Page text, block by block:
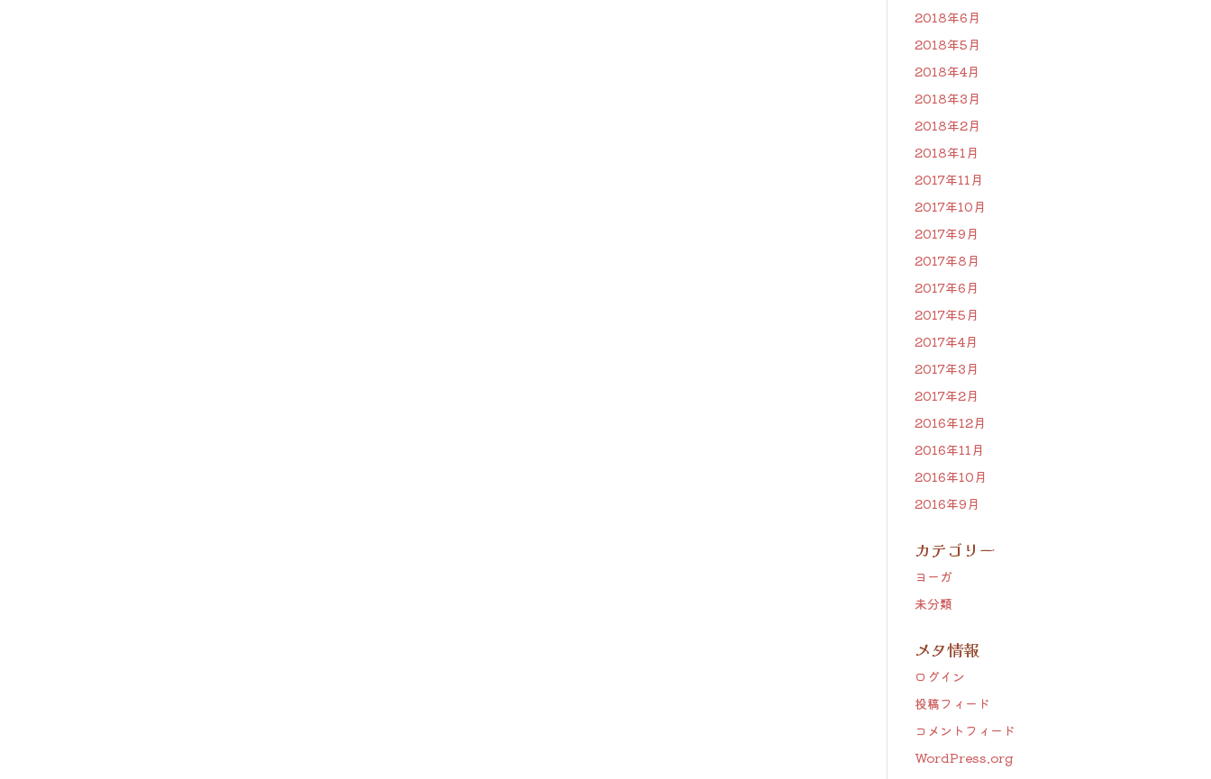
2018年6月
2018年5月
2018年4月
2018年3月
2018年2月
2018年1月
2017年11月
2017年10月
2017年9月
2017年8月
2017年6月
2017年5月
2017年4月
2017年3月
2017年2月
2016年12月
2016年11月
2016年10月
2016年9月
カテゴリー
ヨーガ
未分類
メタ情報
ログイン
投稿フィード
コメントフィード
WordPress.org